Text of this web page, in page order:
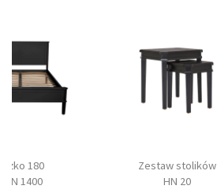
180
1400
Zestaw stolików
HN 20